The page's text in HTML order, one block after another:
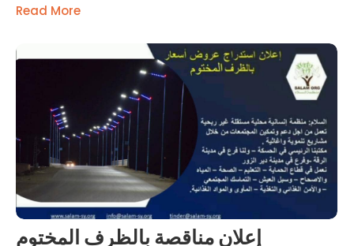
Read More
إعلان مناقصة بالظرف المختوم